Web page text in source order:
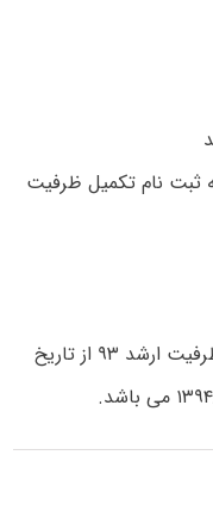
ثبت نام تکمیل ظرفیت
توجه ویژه : مهلت انتخاب رشته تکمیل ظرفیت ارشد ۹۳ از تاریخ